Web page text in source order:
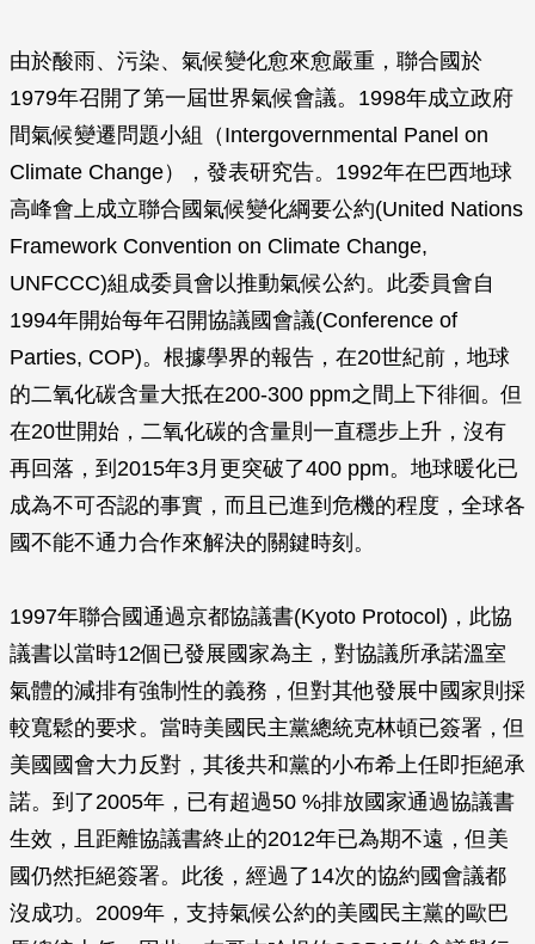
由於酸雨、污染、氣候變化愈來愈嚴重，聯合國於
1979年召開了第一屆世界氣候會議。1998年成立政府
間氣候變遷問題小組（Intergovernmental Panel on
Climate Change），發表研究告。1992年在巴西地球
高峰會上成立聯合國氣候變化綱要公約(United Nations
Framework Convention on Climate Change,
UNFCCC)組成委員會以推動氣候公約。此委員會自
1994年開始每年召開協議國會議(Conference of
Parties, COP)。根據學界的報告，在20世紀前，地球
的二氧化碳含量大抵在200-300 ppm之間上下徘徊。但
在20世開始，二氧化碳的含量則一直穩步上升，沒有
再回落，到2015年3月更突破了400 ppm。地球暖化已
成為不可否認的事實，而且已進到危機的程度，全球各
國不能不通力合作來解決的關鍵時刻。
1997年聯合國通過京都協議書(Kyoto Protocol)，此協
議書以當時12個已發展國家為主，對協議所承諾溫室
氣體的減排有強制性的義務，但對其他發展中國家則採
較寬鬆的要求。當時美國民主黨總統克林頓已簽署，但
美國國會大力反對，其後共和黨的小布希上任即拒絕承
諾。到了2005年，已有超過50 %排放國家通過協議書
生效，且距離協議書終止的2012年已為期不遠，但美
國仍然拒絕簽署。此後，經過了14次的協約國會議都
沒成功。2009年，支持氣候公約的美國民主黨的歐巴